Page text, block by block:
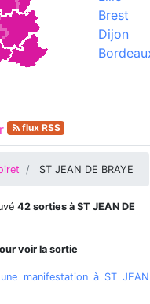
Brest
Dijon
flux RSS
ST JEAN DE BRAYE
42 sorties à ST JEAN DE
voir la sortie
une manifestation à ST JEAN